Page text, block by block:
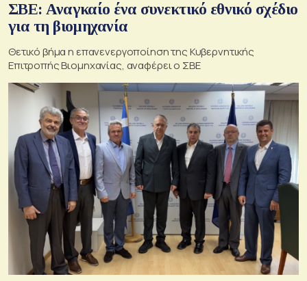
ΣΒΕ: Αναγκαίο ένα συνεκτικό εθνικό σχέδιο
για τη βιομηχανία
Θετικό βήμα η επανενεργοποίηση της Κυβερνητικής
Επιτροπής Βιομηχανίας, αναφέρει ο ΣΒΕ